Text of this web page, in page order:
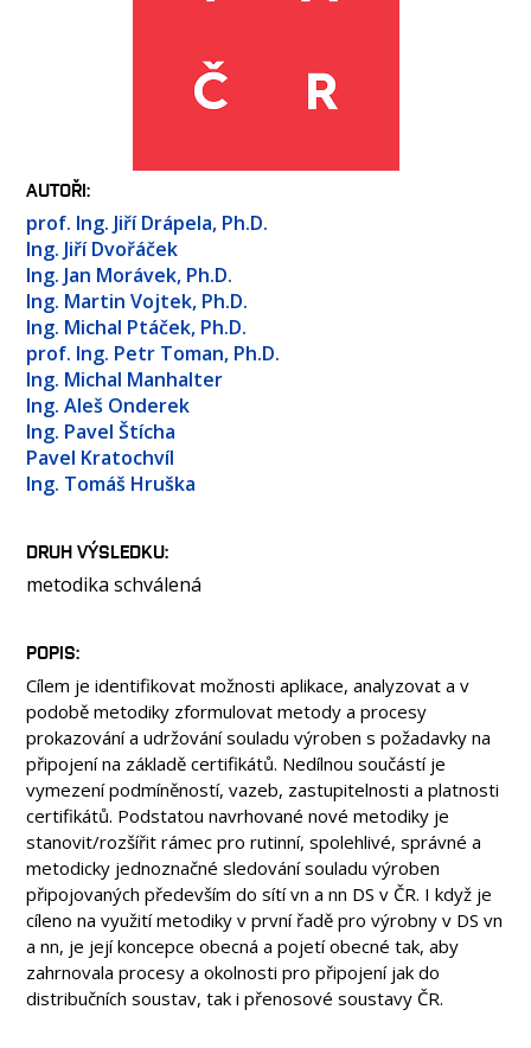
AUTOŘI
prof. Ing. Jiří Drápela, Ph.D.
Ing. Jiří Dvořáček
Ing. Jan Morávek, Ph.D.
Ing. Martin Vojtek, Ph.D.
Ing. Michal Ptáček, Ph.D.
prof. Ing. Petr Toman, Ph.D.
Ing. Michal Manhalter
Ing. Aleš Onderek
Ing. Pavel Štícha
Pavel Kratochvíl
Ing. Tomáš Hruška
DRUH VÝSLEDKU
metodika schválená
POPIS
Cílem je identifikovat možnosti aplikace, analyzovat a v
podobě metodiky zformulovat metody a procesy
prokazování a udržování souladu výroben s požadavky na
připojení na základě certifikátů. Nedílnou součástí je
vymezení podmíněností, vazeb, zastupitelnosti a platnosti
certifikátů. Podstatou navrhované nové metodiky je
stanovit/rozšířit rámec pro rutinní, spolehlivé, správné a
metodicky jednoznačné sledování souladu výroben
připojovaných především do sítí vn a nn DS v ČR. I když je
cíleno na využití metodiky v první řadě pro výrobny v DS vn
a nn, je její koncepce obecná a pojetí obecné tak, aby
zahrnovala procesy a okolnosti pro připojení jak do
distribučních soustav, tak i přenosové soustavy ČR.